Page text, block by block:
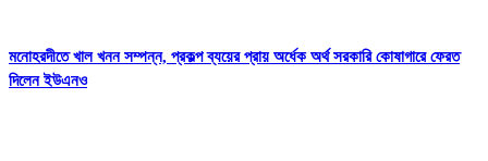
মনোহরদীতে খাল খনন সম্পন্ন, প্রকল্প ব্যয়ের প্রায় অর্ধেক অর্থ সরকারি কোষাগারে ফেরত
দিলেন ইউএনও